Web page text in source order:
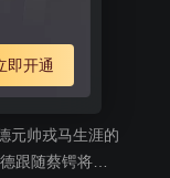
即开通
元帅戎马生涯的
跟随蔡锷将军